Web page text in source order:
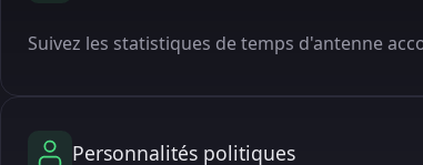
Suivez les statistiques de temps d'antenne
Personnalités politiques